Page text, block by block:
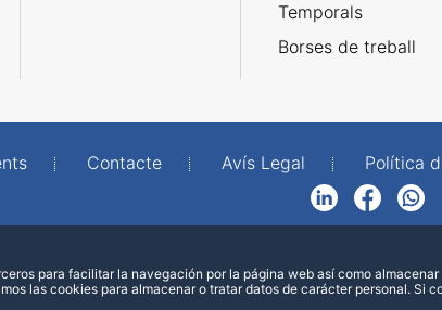
Temporals
Borses de treball
Contacte Avís Legal Política
FacebookWhatsApp
para facilitar la navegación por la página web así como
las cookies para almacenar o tratar datos de carácter personal. Si